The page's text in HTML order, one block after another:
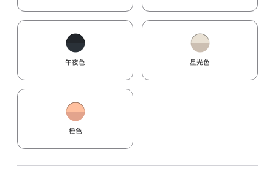
午夜色 星光色
橙色